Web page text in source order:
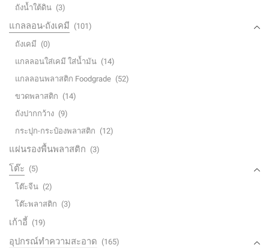
ถังน้ำใต้ดิน (3)
แกลลอน-ถังเคมี (101)
ถังเคมี (0)
แกลลอนใส่เคมี ใส่น้ำมัน (14)
แกลลอนพลาสติก Foodgrade (52)
ขวดพลาสติก (14)
ถังปากกว้าง (9)
กระปุก-กระป๋องพลาสติก (12)
แผ่นรองพื้นพลาสติก (3)
โต๊ะ (5)
โต๊ะจีน (2)
โต๊ะพลาสติก (3)
เก้าอี้ (19)
อุปกรณ์ทำความสะอาด (165)